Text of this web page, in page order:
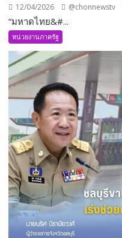
12/04/2026 @chonnewstv
“มหาดไทย&#...
หน่วยงานภาครัฐ